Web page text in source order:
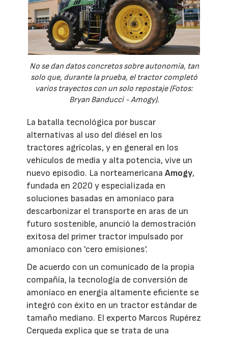
No se dan datos concretos sobre autonomía, tan
solo que, durante la prueba, el tractor completó
varios trayectos con un solo repostaje (Fotos:
Bryan Banducci - Amogy).
La batalla tecnológica por buscar
alternativas al uso del diésel en los
tractores agrícolas, y en general en los
vehículos de media y alta potencia, vive un
nuevo episodio. La norteamericanaAmogy,
fundada en 2020 y especializada en
soluciones basadas en amoníaco para
descarbonizar el transporte en aras de un
futuro sostenible, anunció la demostración
exitosa del primer tractor impulsado por
amoníaco con 'cero emisiones'.
De acuerdo con un comunicado de la propia
compañía, la tecnología de conversión de
amoníaco en energía altamente eficiente se
integró con éxito en un tractor estándar de
tamaño mediano. El experto Marcos Rupérez
Cerqueda explica que se trata de una